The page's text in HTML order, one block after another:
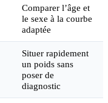
Comparer l’âge et
le sexe à la courbe
adaptée
Situer rapidement
un poids sans
poser de
diagnostic